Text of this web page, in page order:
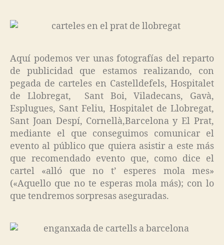
Aquí podemos ver unas fotografías del reparto
de publicidad que estamos realizando, con
pegada de carteles en Castelldefels, Hospitalet
de Llobregat, Sant Boi, Viladecans, Gavà,
Esplugues, Sant Feliu, Hospitalet de Llobregat,
Sant Joan Despí, Cornellà,Barcelona y El Prat,
mediante el que conseguimos comunicar el
evento al público que quiera asistir a este más
que recomendado evento que, como dice el
cartel «alló que no t’ esperes mola mes»
(«Aquello que no te esperas mola más); con lo
que tendremos sorpresas aseguradas.